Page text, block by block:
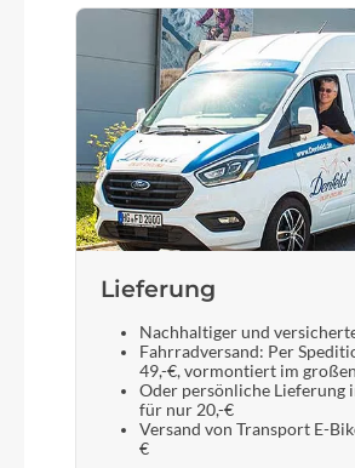
Lieferung
Nachhaltiger und
Fahrradversand: Per
49,-€, vormontiert im
Oder persönliche Lieferung
für nur 20,-€
Versand von Transport E-
€